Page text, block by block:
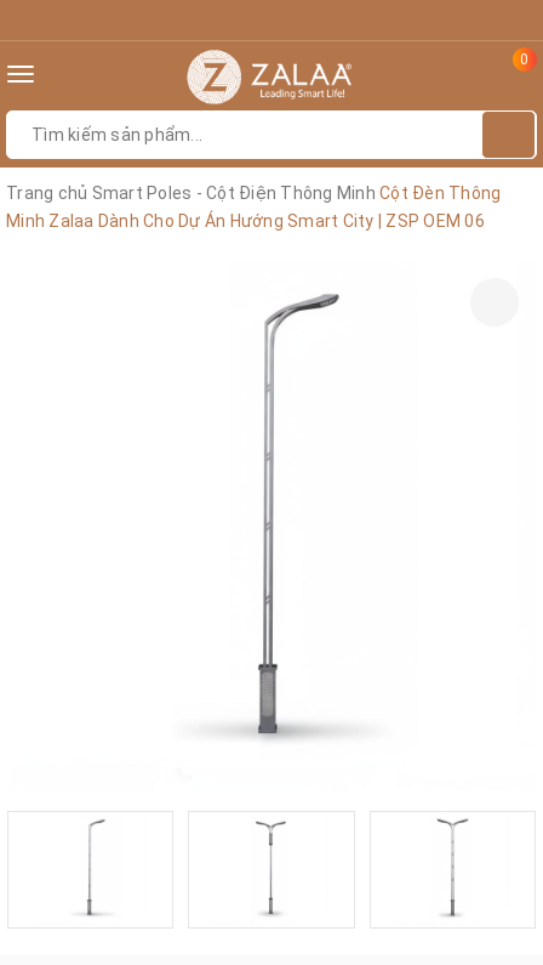
Toggle
0
Trang chủ Smart Poles - Cột Điện Thông Minh Cột Đèn Thông
Minh Zalaa Dành Cho Dự Án Hướng Smart City | ZSP OEM 06